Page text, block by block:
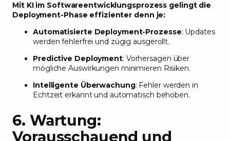
Mit KI im Softwareentwicklungsprozess gelingt die
Deployment-Phase effizienter denn je:
Automatisierte Deployment-Prozesse: Updates
werden fehlerfrei und zügig ausgerollt.
Predictive Deployment: Vorhersagen über
mögliche Auswirkungen minimieren Risiken.
Intelligente Überwachung: Fehler werden in
Echtzeit erkannt und automatisch behoben.
6. Wartung:
Vorausschauend und